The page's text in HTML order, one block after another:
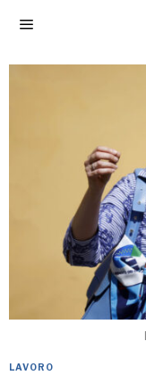
LAVORO